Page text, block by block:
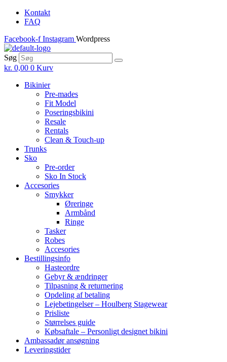
Skip
content
Kontakt
FAQ
Facebook-f Instagram Wordpress
Søg
kr. 0,00 0 Kurv
Bikinier
Pre-mades
Fit Model
Poseringsbikini
Resale
Rentals
Clean & Touch-up
Trunks
Sko
Pre-order
Sko In Stock
Accesories
Smykker
Øreringe
Armbånd
Ringe
Tasker
Robes
Accesories
Bestillingsinfo
Hasteordre
Gebyr & ændringer
Tilpasning & returnering
Opdeling af betaling
Lejebetingelser – Houlberg Stagewear
Prisliste
Størrelses guide
Købsaftale – Personligt designet bikini
Ambassadør ansøgning
Leveringstider